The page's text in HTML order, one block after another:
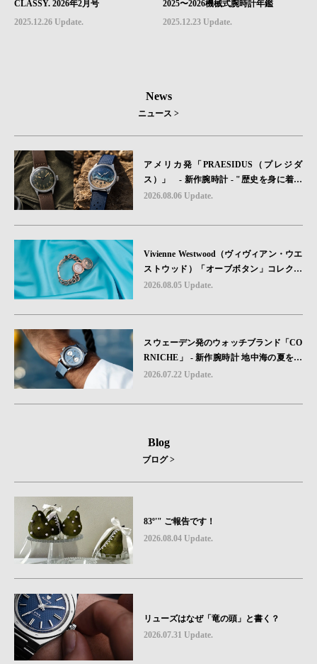
CLASSY. 2026年2月号
2025.12.26 Update.
2025〜2026機械式腕時計年鑑
2025.12.23 Update.
News
ニュース >
アメリカ発「PRAESIDUS（プレジダ
ス）」 - 新作腕時計 - "歴史を身に着け
る“ -戦場を駆け抜けたWillys MBのボンネ
砂を文字盤に閉じ込めた「A-11」コレク
2026.08.06 Update.
Vivienne Westwood（ヴィヴィアン・ウエ
ストウッド）「オーブボタン」コレクシ
ョンに、⽇本限定カラーのローズゴール
2026.08.05 Update.
スウェーデン発のウォッチブランド「CO
RNICHE」 - 新作腕時計 地中海の夏を映
す、爽やかなブルーダイヤル「Heritage C
2026.07.22 Update.
Blog
ブログ >
83º'" ご報告です！
2026.08.04 Update.
リューズはなぜ「竜の頭」と書く？
2026.07.31 Update.